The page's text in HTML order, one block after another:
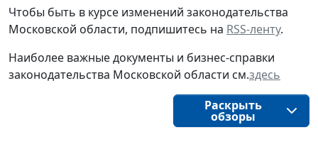
Чтобы быть в курсе изменений законодательства
Московской области, подпишитесь на RSS-ленту.
Наиболее важные документы и бизнес-справки
законодательства Московской области см.здесь
Раскрыть
обзоры